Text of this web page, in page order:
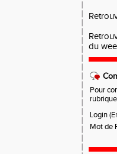
du
Pour
Login
Mot de